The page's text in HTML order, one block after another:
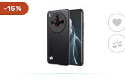
-15%